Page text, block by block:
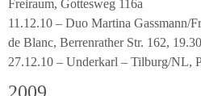
Freiraum, Gottesweg 116a
11.12.10 – Duo Martina Gassmann/
de Blanc, Berrenrather Str. 162,
27.12.10 – Underkarl – Tilburg/NL,